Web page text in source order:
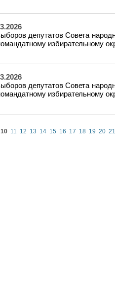
депутатов Совета
избирательному
депутатов Совета
избирательному
10 11 12 13 14 15 16 17 18 19 20 21